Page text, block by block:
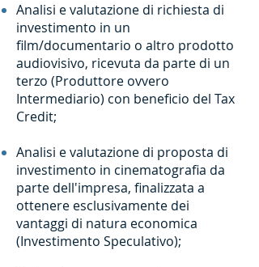
Analisi e valutazione di richiesta di
investimento in un
film/documentario o altro prodotto
audiovisivo, ricevuta da parte di un
terzo (Produttore ovvero
Intermediario) con beneficio del Tax
Credit;
Analisi e valutazione di proposta di
investimento in cinematografia da
parte dell'impresa, finalizzata a
ottenere esclusivamente dei
vantaggi di natura economica
(Investimento Speculativo);